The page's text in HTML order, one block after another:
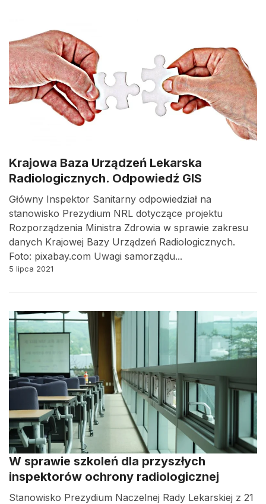
Krajowa Baza Urządzeń Lekarska
Radiologicznych. Odpowiedź GIS
Główny Inspektor Sanitarny odpowiedział na
stanowisko Prezydium NRL dotyczące projektu
Rozporządzenia Ministra Zdrowia w sprawie zakresu
danych Krajowej Bazy Urządzeń Radiologicznych.
Foto: pixabay.com Uwagi samorządu...
5 lipca 2021
W sprawie szkoleń dla przyszłych
inspektorów ochrony radiologicznej
Stanowisko Prezydium Naczelnej Rady Lekarskiej z 21